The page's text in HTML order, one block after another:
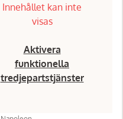
Innehållet kan inte
visas
Aktivera
funktionella
tredjepartstjänster